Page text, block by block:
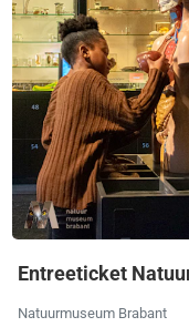
Entreeticket
Natuurmuseum Brabant